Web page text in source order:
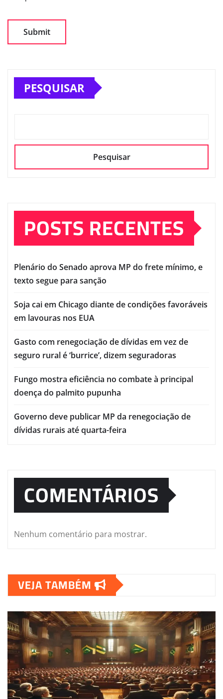
PESQUISAR
Pesquisar
POSTS RECENTES
Plenário do Senado aprova MP do frete mínimo, e
texto segue para sanção
Soja cai em Chicago diante de condições favoráveis
em lavouras nos EUA
Gasto com renegociação de dívidas em vez de
seguro rural é ‘burrice’, dizem seguradoras
Fungo mostra eficiência no combate à principal
doença do palmito pupunha
Governo deve publicar MP da renegociação de
dívidas rurais até quarta-feira
COMENTÁRIOS
Nenhum comentário para mostrar.
VEJA TAMBÉM